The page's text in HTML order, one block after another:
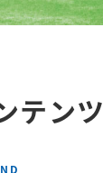
テンツ